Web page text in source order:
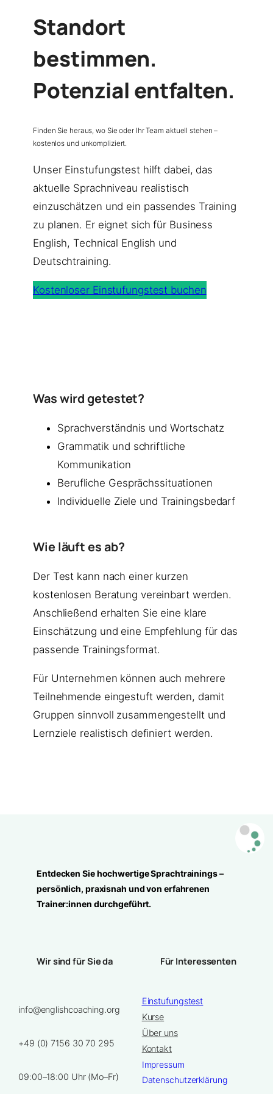
Standort
bestimmen.
Potenzial entfalten.
Finden Sie heraus, wo Sie oder Ihr Team aktuell stehen –
kostenlos und unkompliziert.
Unser Einstufungstest hilft dabei, das
aktuelle Sprachniveau realistisch
einzuschätzen und ein passendes Training
zu planen. Er eignet sich für Business
English, Technical English und
Deutschtraining.
Kostenloser Einstufungstest buchen
Was wird getestet?
Sprachverständnis und Wortschatz
Grammatik und schriftliche
Kommunikation
Berufliche Gesprächssituationen
Individuelle Ziele und Trainingsbedarf
Wie läuft es ab?
Der Test kann nach einer kurzen
kostenlosen Beratung vereinbart werden.
Anschließend erhalten Sie eine klare
Einschätzung und eine Empfehlung für das
passende Trainingsformat.
Für Unternehmen können auch mehrere
Teilnehmende eingestuft werden, damit
Gruppen sinnvoll zusammengestellt und
Lernziele realistisch definiert werden.
Entdecken Sie hochwertige Sprachtrainings –
persönlich, praxisnah und von erfahrenen
Trainer:innen durchgeführt.
Wir sind für Sie da
info@englishcoaching.org
+49 (0) 7156 30 70 295
09:00–18:00 Uhr (Mo–Fr)
Für Interessenten
Einstufungstest
Kurse
Über uns
Kontakt
Impressum
Datenschutzerklärung